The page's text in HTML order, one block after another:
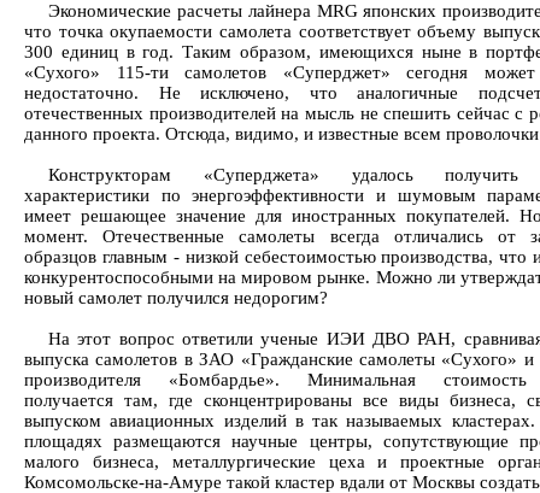
Экономические расчеты лайнера MRG японских
что точка окупаемости самолета соответствует объему
300 единиц в год. Таким образом, имеющихся ныне в
«Сухого» 115-ти самолетов «Суперджет» сегодня может
недостаточно. Не исключено, что аналогичные
отечественных производителей на мысль не спешить сейчас с
данного проекта. Отсюда, видимо, и известные всем
Конструкторам «Суперджета» удалось получить
характеристики по энергоэффективности и шумовым
имеет решающее значение для иностранных покупателей.
момент. Отечественные самолеты всегда отличались от
образцов главным - низкой себестоимостью производства, что
конкурентоспособными на мировом рынке. Можно ли
новый самолет получился недорогим?
На этот вопрос ответили ученые ИЭИ ДВО РАН,
выпуска самолетов в ЗАО «Гражданские самолеты «Сухого» и
производителя «Бомбардье». Минимальная стоимость
получается там, где сконцентрированы все виды бизнеса,
выпуском авиационных изделий в так называемых
площадях размещаются научные центры, сопутствующие
малого бизнеса, металлургические цеха и проектные
Комсомольске-на-Амуре такой кластер вдали от Москвы